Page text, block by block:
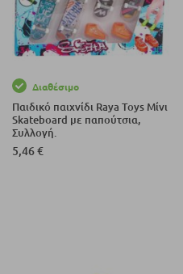
Διαθέσιμο
Παιδικό παιχνίδι Raya Toys Μίνι
Skateboard με παπούτσια,
Συλλογή.
5,46 €